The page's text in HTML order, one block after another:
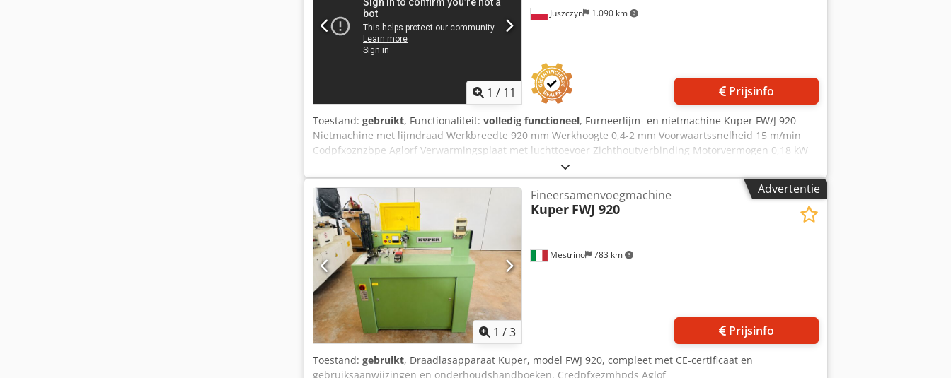
1 / 11
Juszczyn 1.090 km
Prijsinfo
Toestand: gebruikt, Functionaliteit: volledig functioneel, Furneerlijm- en nietmachine Kuper FW/J 920
Nietmachine met lijmdraad Werkbreedte 920 mm Werkhoogte 0,4-2 mm Voorwaartssnelheid 15 m/min
Codpfxoznzbpe Aglorf Verwarmingsplaat met luchttoevoer Zichthoutverbinding Motorvermogen 0,18 kW
Bouwjaar 2002 Luchtverbruik 10 l/min Afmetingen 1280x560x1470 mm (H) Gewicht 166 kg
Advertentie
1 /3
Mestrino 783 km
Fineersamenvoegmachine
Kuper FWJ 920
Prijsinfo
Toestand: gebruikt, Draadlasapparaat Kuper, model FWJ 920, compleet met CE-certificaat en
gebruiksaanwijzingen en onderhoudshandboeken. Credpfxezmhpds Aglof